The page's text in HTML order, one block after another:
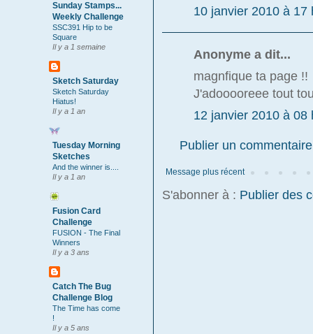
10 janvier 2010 à 17
Anonyme a dit...
magnfique ta page !!
J'adooooreee tout
12 janvier 2010 à 08
Publier un commentaire
Message plus récent
S'abonner à : Publier des
Sunday Stamps...
Weekly Challenge
SSC391 Hip to be
Square
Il y a 1 semaine
Sketch Saturday
Sketch Saturday
Hiatus!
Il y a 1 an
Tuesday Morning
Sketches
And the winner is....
Il y a 1 an
Fusion Card
Challenge
FUSION - The Final
Winners
Il y a 3 ans
Catch The Bug
Challenge Blog
The Time has come
!
Il y a 5 ans